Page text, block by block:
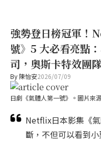
強勢登日榜冠軍！
號》5 大必看亮點
司，奧斯卡特效團
By 陳怡安2026/07/09
日劇《氣體人第一號》。圖片來
Netflix日本影集《
斷，不但可以看到